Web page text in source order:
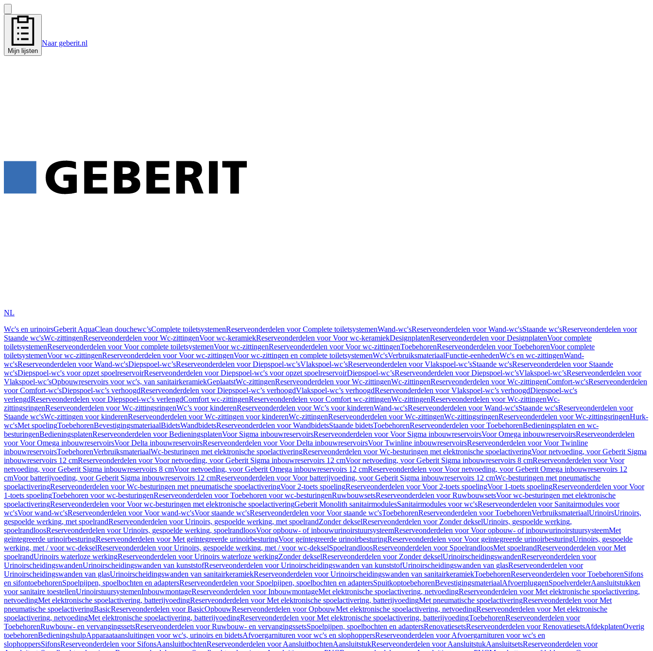
Mijn lijsten
Naar geberit.nl
NL
Wc's en urinoirsGeberit AquaClean douchewc’sComplete toiletsystemenReserveonderdelen voor Complete toiletsystemenWand-wc'sReserveonderdelen voor Wand-wc'sStaande wc'sReserveonderdelen voor
Staande wc'sWc-zittingenReserveonderdelen voor Wc-zittingenVoor wc-keramiekReserveonderdelen voor Voor wc-keramiekDesignplatenReserveonderdelen voor DesignplatenVoor complete
toiletsystemenReserveonderdelen voor Voor complete toiletsystemenVoor wc-zittingenReserveonderdelen voor Voor wc-zittingenToebehorenReserveonderdelen voor ToebehorenVoor complete
toiletsystemenVoor wc-zittingenReserveonderdelen voor Voor wc-zittingenVoor wc-zittingen en complete toiletsystemenWc'sVerbruiksmateriaalFunctie-eenhedenWc's en wc-zittingenWand-
wc'sReserveonderdelen voor Wand-wc'sDiepspoel-wc’sReserveonderdelen voor Diepspoel-wc’sVlakspoel-wc’sReserveonderdelen voor Vlakspoel-wc’sStaande wc'sReserveonderdelen voor Staande
wc'sDiepspoel-wc's voor opzet spoelreservoirReserveonderdelen voor Diepspoel-wc's voor opzet spoelreservoirDiepspoel-wc’sReserveonderdelen voor Diepspoel-wc’sVlakspoel-wc’sReserveonderdelen voor
Vlakspoel-wc’sOpbouwreservoirs voor wc's, van sanitairkeramiekGeplaatstWc-zittingenReserveonderdelen voor Wc-zittingenWc-zittingenReserveonderdelen voor Wc-zittingenComfort-wc'sReserveonderdelen
voor Comfort-wc'sDiepspoel-wc’s verhoogdReserveonderdelen voor Diepspoel-wc’s verhoogdVlakspoel-wc’s verhoogdReserveonderdelen voor Vlakspoel-wc’s verhoogdDiepspoel-wc's
verlengdReserveonderdelen voor Diepspoel-wc's verlengdComfort wc-zittingenReserveonderdelen voor Comfort wc-zittingenWc-zittingenReserveonderdelen voor Wc-zittingenWc-
zittingsringenReserveonderdelen voor Wc-zittingsringenWc’s voor kinderenReserveonderdelen voor Wc’s voor kinderenWand-wc'sReserveonderdelen voor Wand-wc'sStaande wc'sReserveonderdelen voor
Staande wc'sWc-zittingen voor kinderenReserveonderdelen voor Wc-zittingen voor kinderenWc-zittingenReserveonderdelen voor Wc-zittingenWc-zittingsringenReserveonderdelen voor Wc-zittingsringenHurk-
wc'sMet spoelingToebehorenBevestigingsmateriaalBidetsWandbidetsReserveonderdelen voor WandbidetsStaande bidetsToebehorenReserveonderdelen voor ToebehorenBedieningsplaten en wc-
besturingenBedieningsplatenReserveonderdelen voor BedieningsplatenVoor Sigma inbouwreservoirsReserveonderdelen voor Voor Sigma inbouwreservoirsVoor Omega inbouwreservoirsReserveonderdelen
voor Voor Omega inbouwreservoirsVoor Delta inbouwreservoirsReserveonderdelen voor Voor Delta inbouwreservoirsVoor Twinline inbouwreservoirsReserveonderdelen voor Voor Twinline
inbouwreservoirsToebehorenVerbruiksmateriaalWc-besturingen met elektronische spoelactiveringReserveonderdelen voor Wc-besturingen met elektronische spoelactiveringVoor netvoeding, voor Geberit Sigma
inbouwreservoirs 12 cmReserveonderdelen voor Voor netvoeding, voor Geberit Sigma inbouwreservoirs 12 cmVoor netvoeding, voor Geberit Sigma inbouwreservoirs 8 cmReserveonderdelen voor Voor
netvoeding, voor Geberit Sigma inbouwreservoirs 8 cmVoor netvoeding, voor Geberit Omega inbouwreservoirs 12 cmReserveonderdelen voor Voor netvoeding, voor Geberit Omega inbouwreservoirs 12
cmVoor batterijvoeding, voor Geberit Sigma inbouwreservoirs 12 cmReserveonderdelen voor Voor batterijvoeding, voor Geberit Sigma inbouwreservoirs 12 cmWc-besturingen met pneumatische
spoelactiveringReserveonderdelen voor Wc-besturingen met pneumatische spoelactiveringVoor 2-toets spoelingReserveonderdelen voor Voor 2-toets spoelingVoor 1-toets spoelingReserveonderdelen voor Voor
1-toets spoelingToebehoren voor wc-besturingenReserveonderdelen voor Toebehoren voor wc-besturingenRuwbouwsetsReserveonderdelen voor RuwbouwsetsVoor wc-besturingen met elektronische
spoelactiveringReserveonderdelen voor Voor wc-besturingen met elektronische spoelactiveringGeberit Monolith sanitairmodulesSanitairmodules voor wc'sReserveonderdelen voor Sanitairmodules voor
wc'sVoor wand-wc'sReserveonderdelen voor Voor wand-wc'sVoor staande wc'sReserveonderdelen voor Voor staande wc'sToebehorenReserveonderdelen voor ToebehorenVerbruiksmateriaalUrinoirsUrinoirs,
gespoelde werking, met spoelrandReserveonderdelen voor Urinoirs, gespoelde werking, met spoelrandZonder dekselReserveonderdelen voor Zonder dekselUrinoirs, gespoelde werking,
spoelrandloosReserveonderdelen voor Urinoirs, gespoelde werking, spoelrandloosVoor opbouw- of inbouwurinoirstuursysteemReserveonderdelen voor Voor opbouw- of inbouwurinoirstuursysteemMet
geïntegreerde urinoirbesturingReserveonderdelen voor Met geïntegreerde urinoirbesturingVoor geïntegreerde urinoirbesturingReserveonderdelen voor Voor geïntegreerde urinoirbesturingUrinoirs, gespoelde
werking, met / voor wc-dekselReserveonderdelen voor Urinoirs, gespoelde werking, met / voor wc-dekselSpoelrandloosReserveonderdelen voor SpoelrandloosMet spoelrandReserveonderdelen voor Met
spoelrandUrinoirs waterloze werkingReserveonderdelen voor Urinoirs waterloze werkingZonder dekselReserveonderdelen voor Zonder dekselUrinoirscheidingswandenReserveonderdelen voor
UrinoirscheidingswandenUrinoirscheidingswanden van kunststofReserveonderdelen voor Urinoirscheidingswanden van kunststofUrinoirscheidingswanden van glasReserveonderdelen voor
Urinoirscheidingswanden van glasUrinoirscheidingswanden van sanitairkeramiekReserveonderdelen voor Urinoirscheidingswanden van sanitairkeramiekToebehorenReserveonderdelen voor ToebehorenSifons
en sifontoebehorenSpoelpijpen, spoelbochten en adaptersReserveonderdelen voor Spoelpijpen, spoelbochten en adaptersSpuitkoptoebehorenBevestigingsmateriaalAfvoerpluggenSpoelverdelerAansluitstukken
voor sanitaire toestellenUrinoirstuursystemenInbouwmontageReserveonderdelen voor InbouwmontageMet elektronische spoelactivering, netvoedingReserveonderdelen voor Met elektronische spoelactivering,
netvoedingMet elektronische spoelactivering, batterijvoedingReserveonderdelen voor Met elektronische spoelactivering, batterijvoedingMet pneumatische spoelactiveringReserveonderdelen voor Met
pneumatische spoelactiveringBasicReserveonderdelen voor BasicOpbouwReserveonderdelen voor OpbouwMet elektronische spoelactivering, netvoedingReserveonderdelen voor Met elektronische
spoelactivering, netvoedingMet elektronische spoelactivering, batterijvoedingReserveonderdelen voor Met elektronische spoelactivering, batterijvoedingToebehorenReserveonderdelen voor
ToebehorenRuwbouw- en vervangingssetsReserveonderdelen voor Ruwbouw- en vervangingssetsSpoelpijpen, spoelbochten en adaptersRenovatiesetsReserveonderdelen voor RenovatiesetsAfdekplatenOverig
toebehorenBedieningshulpApparaataansluitingen voor wc's, urinoirs en bidetsAfvoergarnituren voor wc's en slophoppersReserveonderdelen voor Afvoergarnituren voor wc's en
slophoppersSifonsReserveonderdelen voor SifonsAansluitbochtenReserveonderdelen voor AansluitbochtenAansluitstukReserveonderdelen voor AansluitstukAansluitsetsReserveonderdelen voor